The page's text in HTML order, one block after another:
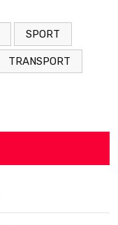
SPORT
TRANSPORT